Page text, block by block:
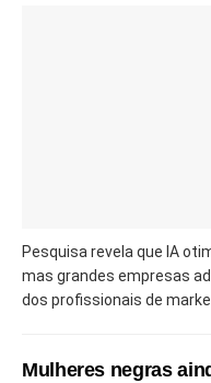
Pesquisa revela que IA
mas grandes empresas
dos profissionais de
Mulheres negras